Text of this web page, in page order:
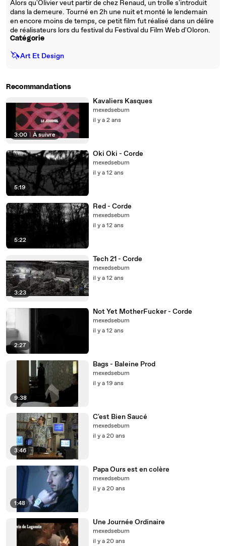
Alors qu'Olivier veut partir de chez Renaud, un trolle s'introduit
dans la demeure. Tourné en 2h une nuit et monté le lendemain
en encore moins de temps, ce petit film fut réalisé dans un délire
de réalisateurs lors du festival du Festival du Film Web d'Oloron.
Catégorie
🦄Art Et Design
Recommandations
3:00 | À suivre
Kavaliers Kasques
mexedsebum
il y a 2 ans
5:19
Oki Oki - Corde
mexedsebum
il y a 12 ans
5:22
Red - Corde
mexedsebum
il y a 12 ans
3:23
Tech 21 - Corde
mexedsebum
il y a 12 ans
2:27
Not Yet MotherFucker - Corde
mexedsebum
il y a 12 ans
9:38
Bags - Baleine Prod
mexedsebum
il y a 19 ans
3:46
C'est Bien Saucé
mexedsebum
il y a 20 ans
1:48
Papa Ours est en colère
mexedsebum
il y a 20 ans
Une Journée Ordinaire
mexedsebum
il y a 20 ans